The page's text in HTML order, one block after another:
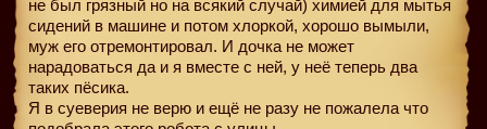
не был грязный но на всякий случай) химией для мытья
сидений в машине и потом хлоркой, хорошо вымыли,
муж его отремонтировал. И дочка не может
нарадоваться да и я вместе с ней, у неё теперь два
таких пёсика.
Я в суеверия не верю и ещё не разу не пожалела что